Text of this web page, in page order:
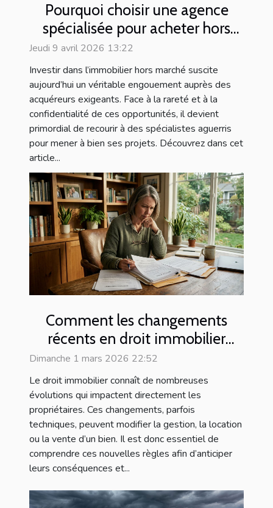
Pourquoi choisir une agence
spécialisée pour acheter hors
marché?
Jeudi 9 avril 2026 13:22
Investir dans l’immobilier hors marché suscite
aujourd’hui un véritable engouement auprès des
acquéreurs exigeants. Face à la rareté et à la
confidentialité de ces opportunités, il devient
primordial de recourir à des spécialistes aguerris
pour mener à bien ses projets. Découvrez dans cet
article...
Comment les changements
récents en droit immobilier
affectent-ils les propriétaires ?
Dimanche 1 mars 2026 22:52
Le droit immobilier connaît de nombreuses
évolutions qui impactent directement les
propriétaires. Ces changements, parfois
techniques, peuvent modifier la gestion, la location
ou la vente d’un bien. Il est donc essentiel de
comprendre ces nouvelles règles afin d’anticiper
leurs conséquences et...